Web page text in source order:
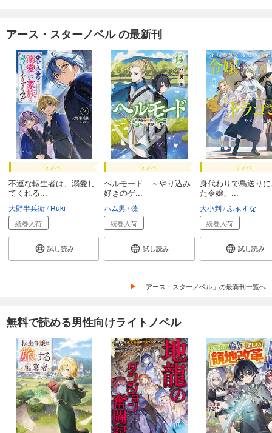
アース・スターノベル の最新刊
ラノベ
不運な転生者は、溺愛し
てくれる...
大野半兵衛 Ruki
続巻入荷
試し読み
ラノベ
ヘルモード ～やり込み
好きのゲ...
ハム男 藻
続巻入荷
試し読み
ラノベ
身代わりで島送り
た令嬢、...
大小判 ふぁすな
続巻入荷
試し読み
「アース・スターノベル」の最新刊一覧へ
無料で読める男性向けライトノベル